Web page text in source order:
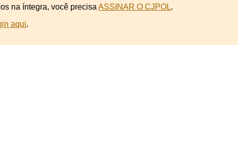
na íntegra, você precisaASSINAR O CJPOL.
aqui.